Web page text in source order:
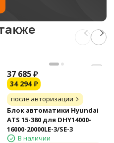
37 685 ₽
34 294 ₽
после авторизации
Блок автоматики Hyundai
ATS 15-380 для DHY14000-
16000-20000LE-3/SE-3
В наличии